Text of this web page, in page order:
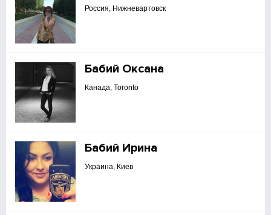
Россия, Нижневартовск
Бабий Оксана
Канада, Toronto
Бабий Ирина
Украина, Киев